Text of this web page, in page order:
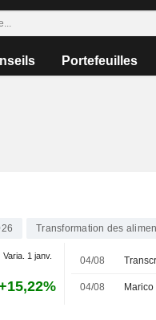
Portefeuilles
Transformation des
Varia. 1 janv. 04/08
04/08